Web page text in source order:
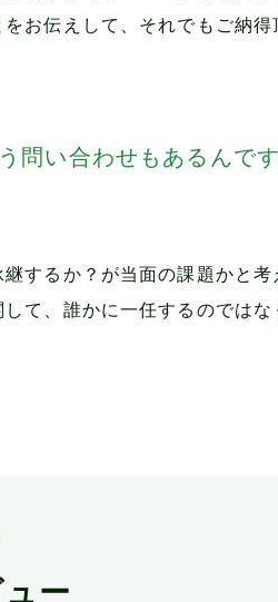
お伝えして、それでもご納
い合わせもあるんで
するか？が当面の課題かと
て、誰かに一任するのでは
ー